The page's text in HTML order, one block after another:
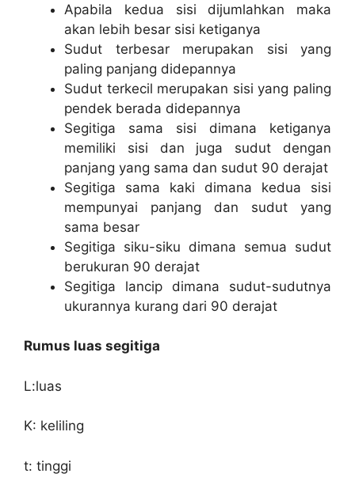
Apabila kedua sisi dijumlahkan maka
akan lebih besar sisi ketiganya
Sudut terbesar merupakan sisi yang
paling panjang didepannya
Sudut terkecil merupakan sisi yang paling
pendek berada didepannya
Segitiga sama sisi dimana ketiganya
memiliki sisi dan juga sudut dengan
panjang yang sama dan sudut 90 derajat
Segitiga sama kaki dimana kedua sisi
mempunyai panjang dan sudut yang
sama besar
Segitiga siku-siku dimana semua sudut
berukuran 90 derajat
Segitiga lancip dimana sudut-sudutnya
ukurannya kurang dari 90 derajat
Rumus luas segitiga
L:luas
K: keliling
t: tinggi